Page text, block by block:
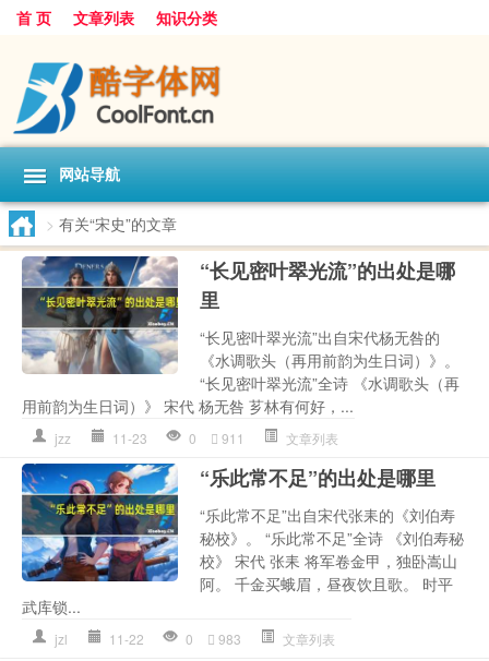
首 页 文章列表 知识分类
网站导航
> 有关“宋史”的文章
“长见密叶翠光流”的出处是哪
里
“长见密叶翠光流”出自宋代杨无咎的
《水调歌头（再用前韵为生日词）》。
“长见密叶翠光流”全诗 《水调歌头（再
用前韵为生日词）》 宋代 杨无咎 芗林有何好，...
jzz 11-23 0 911 文章列表
“乐此常不足”的出处是哪里
“乐此常不足”出自宋代张耒的《刘伯寿
秘校》。 “乐此常不足”全诗 《刘伯寿秘
校》 宋代 张耒 将军卷金甲，独卧嵩山
阿。 千金买蛾眉，昼夜饮且歌。 时平
武库锁...
jzl 11-22 0 983 文章列表